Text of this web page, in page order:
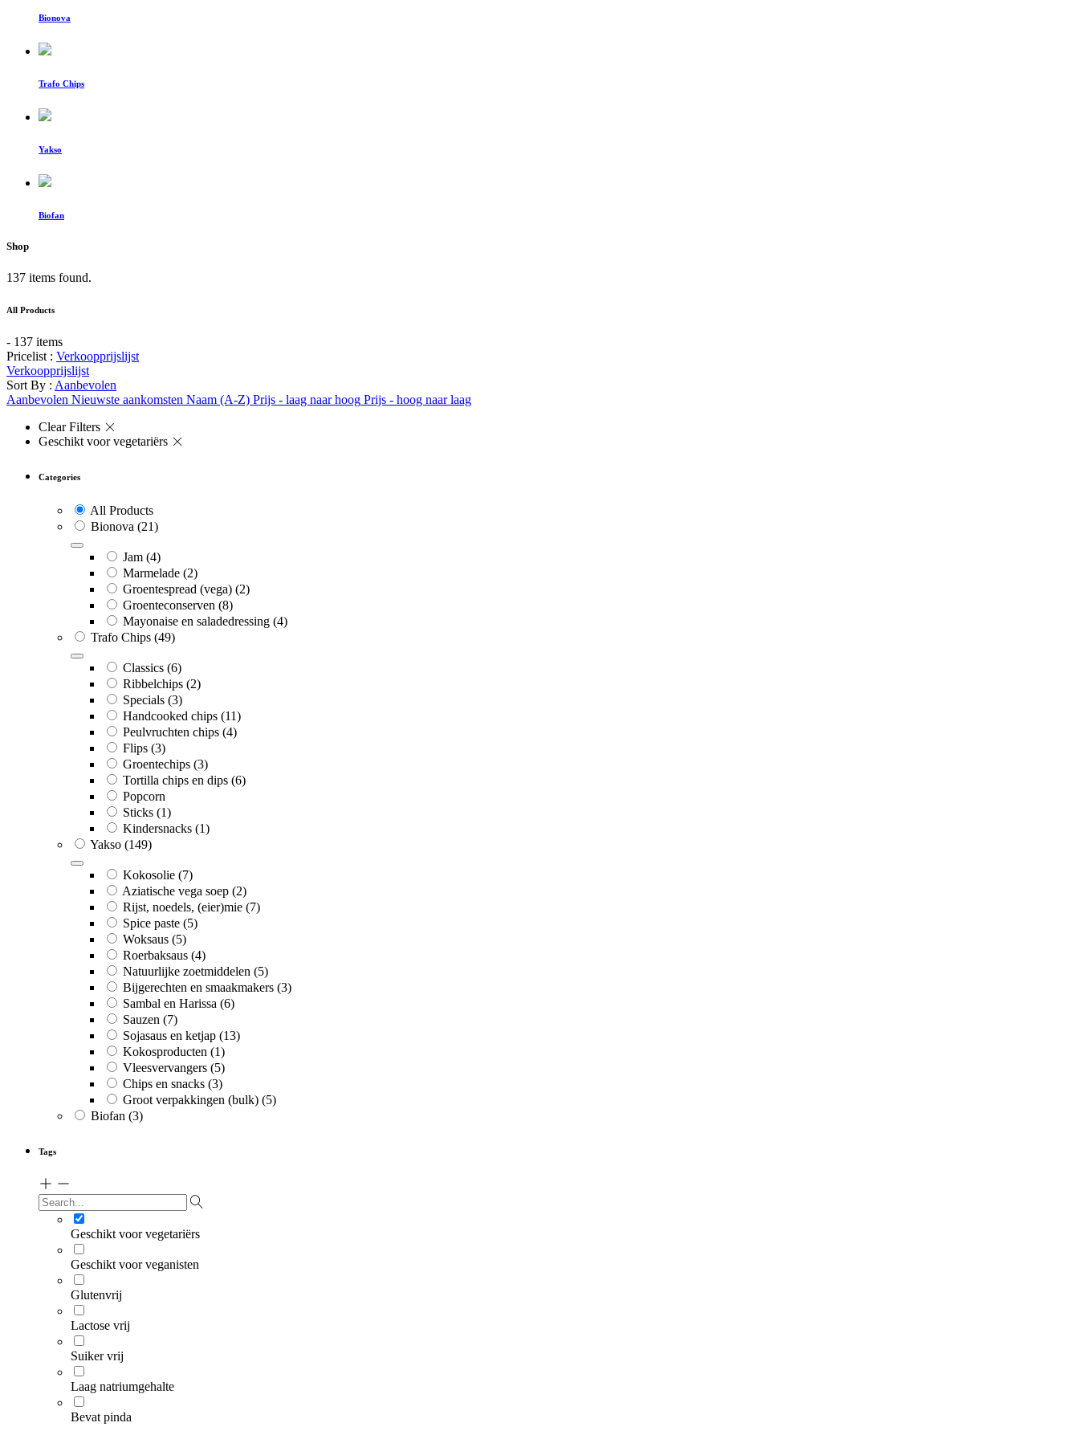
Bionova
Trafo Chips
Yakso
Biofan
Shop
137 items found.
All Products
- 137 items
Pricelist : Verkoopprijslijst
Verkoopprijslijst
Sort By : Aanbevolen
Aanbevolen Nieuwste aankomsten Naam (A-Z) Prijs - laag naar hoog Prijs - hoog naar laag
Clear Filters
Geschikt voor vegetariërs
Categories
All Products
Bionova (21)
Jam (4)
Marmelade (2)
Groentespread (vega) (2)
Groenteconserven (8)
Mayonaise en saladedressing (4)
Trafo Chips (49)
Classics (6)
Ribbelchips (2)
Specials (3)
Handcooked chips (11)
Peulvruchten chips (4)
Flips (3)
Groentechips (3)
Tortilla chips en dips (6)
Popcorn
Sticks (1)
Kindersnacks (1)
Yakso (149)
Kokosolie (7)
Aziatische vega soep (2)
Rijst, noedels, (eier)mie (7)
Spice paste (5)
Woksaus (5)
Roerbaksaus (4)
Natuurlijke zoetmiddelen (5)
Bijgerechten en smaakmakers (3)
Sambal en Harissa (6)
Sauzen (7)
Sojasaus en ketjap (13)
Kokosproducten (1)
Vleesvervangers (5)
Chips en snacks (3)
Groot verpakkingen (bulk) (5)
Biofan (3)
Tags
Geschikt voor vegetariërs
Geschikt voor veganisten
Glutenvrij
Lactose vrij
Suiker vrij
Laag natriumgehalte
Bevat pinda